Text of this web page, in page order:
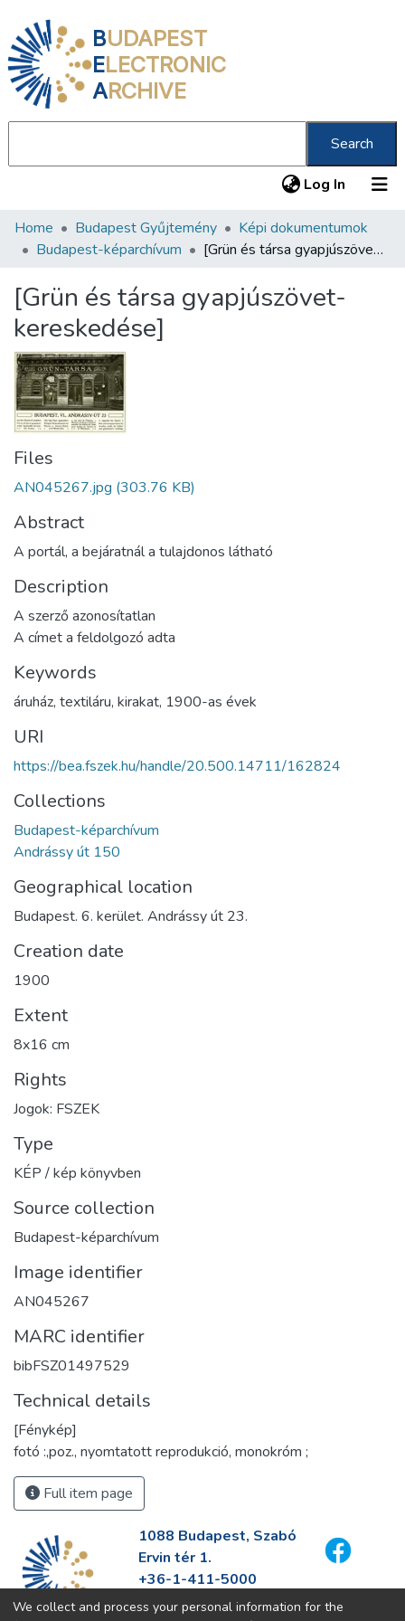
BUDAPEST
ELECTRONIC
ARCHIVE
Search
Log In (current)
Communities & Collections
Statistics
About us
Home Budapest Gyűjtemény
Képi dokumentumok
Budapest-képarchívum
[Grün és társa gyapjúszövet-kereskedése]
[Grün és társa gyapjúszövet-
kereskedése]
Files
AN045267.jpg (303.76 KB)
Abstract
A portál, a bejáratnál a tulajdonos látható
Description
A szerző azonosítatlan
A címet a feldolgozó adta
Keywords
áruház, textiláru, kirakat, 1900-as évek
URI
https://bea.fszek.hu/handle/20.500.14711/162824
Collections
Budapest-képarchívum
Andrássy út 150
Geographical location
Budapest. 6. kerület. Andrássy út 23.
Creation date
1900
Extent
8x16 cm
Rights
Jogok: FSZEK
Type
KÉP / kép könyvben
Source collection
Budapest-képarchívum
Image identifier
AN045267
MARC identifier
bibFSZ01497529
Technical details
[Fénykép]
fotó :,poz., nyomtatott reprodukció, monokróm ;
Full item page
1088 Budapest, Szabó
Ervin tér 1.
+36-1-411-5000
info@fszek.hu
We collect and process your personal information for the